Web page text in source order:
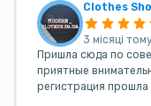
Clothes
3 місяці
Пришла сюда по
приятные
регистрация